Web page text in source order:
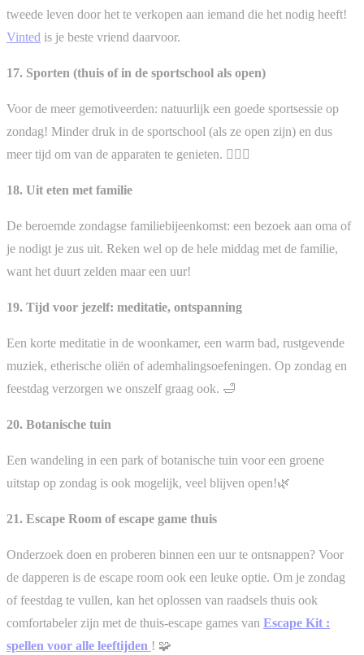
tweede leven door het te verkopen aan iemand die het nodig heeft!
Vinted is je beste vriend daarvoor.
17. Sporten (thuis of in de sportschool als open)
Voor de meer gemotiveerden: natuurlijk een goede sportsessie op
zondag! Minder druk in de sportschool (als ze open zijn) en dus
meer tijd om van de apparaten te genieten. 🏋🏽‍♀️
18. Uit eten met familie
De beroemde zondagse familiebijeenkomst: een bezoek aan oma of
je nodigt je zus uit. Reken wel op de hele middag met de familie,
want het duurt zelden maar een uur!
19. Tijd voor jezelf: meditatie, ontspanning
Een korte meditatie in de woonkamer, een warm bad, rustgevende
muziek, etherische oliën of ademhalingsoefeningen. Op zondag en
feestdag verzorgen we onszelf graag ook. 🛁
20. Botanische tuin
Een wandeling in een park of botanische tuin voor een groene
uitstap op zondag is ook mogelijk, veel blijven open!🌿
21. Escape Room of escape game thuis
Onderzoek doen en proberen binnen een uur te ontsnappen? Voor
de dapperen is de escape room ook een leuke optie. Om je zondag
of feestdag te vullen, kan het oplossen van raadsels thuis ook
comfortabeler zijn met de thuis-escape games van Escape Kit :
spellen voor alle leeftijden ! 🧩